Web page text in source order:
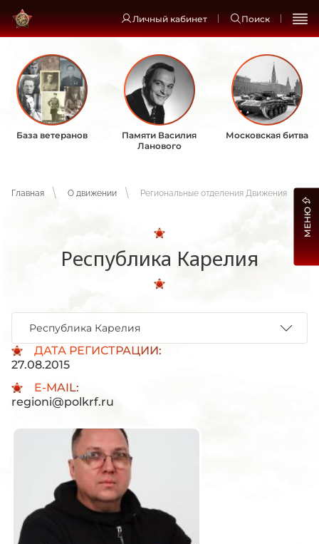
Личный кабинет Поиск
База ветеранов
Памяти Василия
Ланового
Московская битва
Главная О движении Региональные отделения Движения
Республика Карелия
ДАТА РЕГИСТРАЦИИ:
27.08.2015
E-MAIL:
regioni@polkrf.ru
Республика Карелия
МЕНЮ